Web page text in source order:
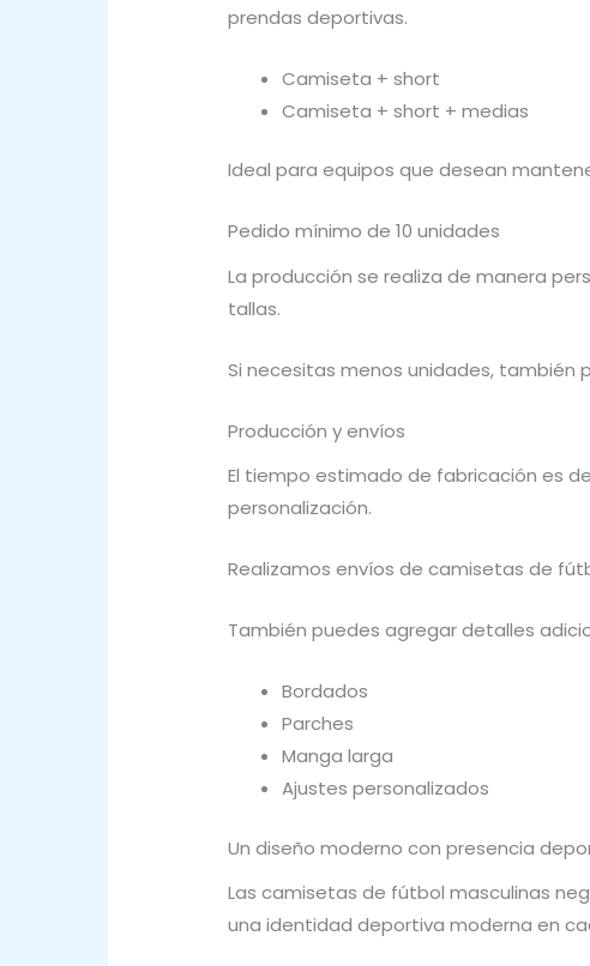
prendas deportivas.
Camiseta + short
Camiseta + short + medias
Ideal para equipos que desean
Pedido mínimo de 10 unidades
La producción se realiza de manera
tallas.
Si necesitas menos unidades, también
Producción y envíos
El tiempo estimado de fabricación es
personalización.
Realizamos envíos de camisetas de
También puedes agregar detalles
Bordados
Parches
Manga larga
Ajustes personalizados
Un diseño moderno con presencia
Las camisetas de fútbol masculinas
una identidad deportiva moderna en